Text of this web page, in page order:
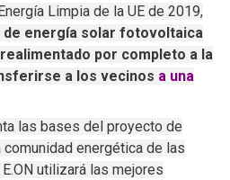
Limpia de la UE de 2019,
de energía solar fotovoltaica
por completo a la
a los vecinos a una
las bases del proyecto de
energética de las
E.ON utilizará las mejores